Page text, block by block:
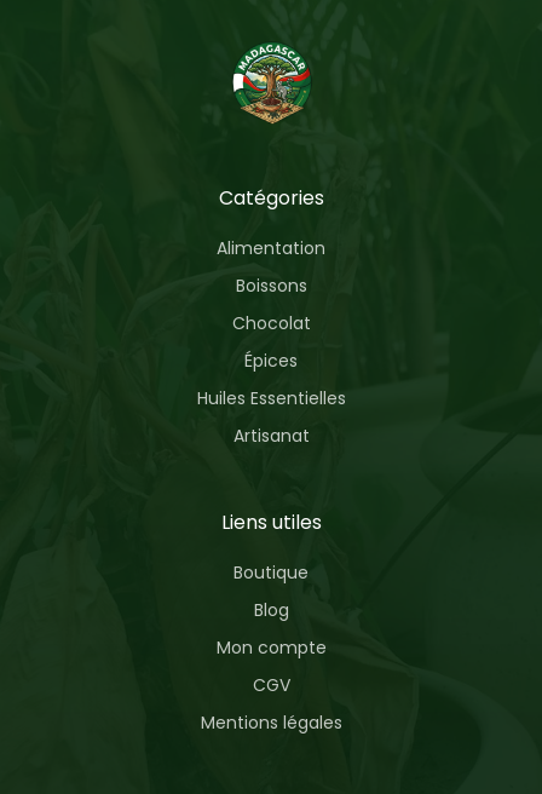
Catégories
Alimentation
Boissons
Chocolat
Épices
Huiles Essentielles
Artisanat
Liens utiles
Boutique
Blog
Mon compte
CGV
Mentions légales